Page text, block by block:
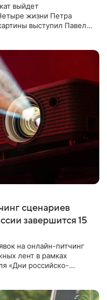
выйдет
жизни Петра
выступил Павел
сценариев
завершится 15
на онлайн-питчинг
лент в рамках
«Дни российско-